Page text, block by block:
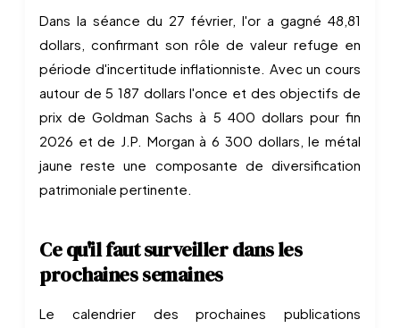
Dans la séance du 27 février, l'or a gagné 48,81
dollars, confirmant son rôle de valeur refuge en
période d'incertitude inflationniste. Avec un cours
autour de 5 187 dollars l'once et des objectifs de
prix de Goldman Sachs à 5 400 dollars pour fin
2026 et de J.P. Morgan à 6 300 dollars, le métal
jaune reste une composante de diversification
patrimoniale pertinente.
Ce qu'il faut surveiller dans les
prochaines semaines
Le calendrier des prochaines publications